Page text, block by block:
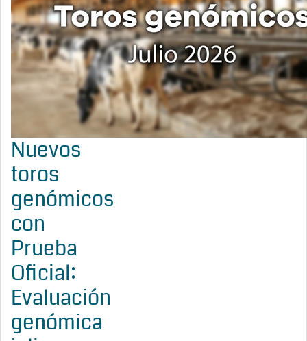
Nuevos
toros
genómicos
con
Prueba
Oficial:
Evaluación
genómica